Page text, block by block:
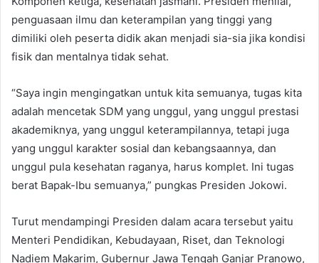
penguasaan ilmu dan keterampilan yang tinggi yang
dimiliki oleh peserta didik akan menjadi sia-sia jika kondisi
fisik dan mentalnya tidak sehat.
“Saya ingin mengingatkan untuk kita semuanya, tugas kita
adalah mencetak SDM yang unggul, yang unggul prestasi
akademiknya, yang unggul keterampilannya, tetapi juga
yang unggul karakter sosial dan kebangsaannya, dan
unggul pula kesehatan raganya, harus komplet. Ini tugas
berat Bapak-Ibu semuanya,” pungkas Presiden Jokowi.
Turut mendampingi Presiden dalam acara tersebut yaitu
Menteri Pendidikan, Kebudayaan, Riset, dan Teknologi
Nadiem Makarim, Gubernur Jawa Tengah Ganjar Pranowo,